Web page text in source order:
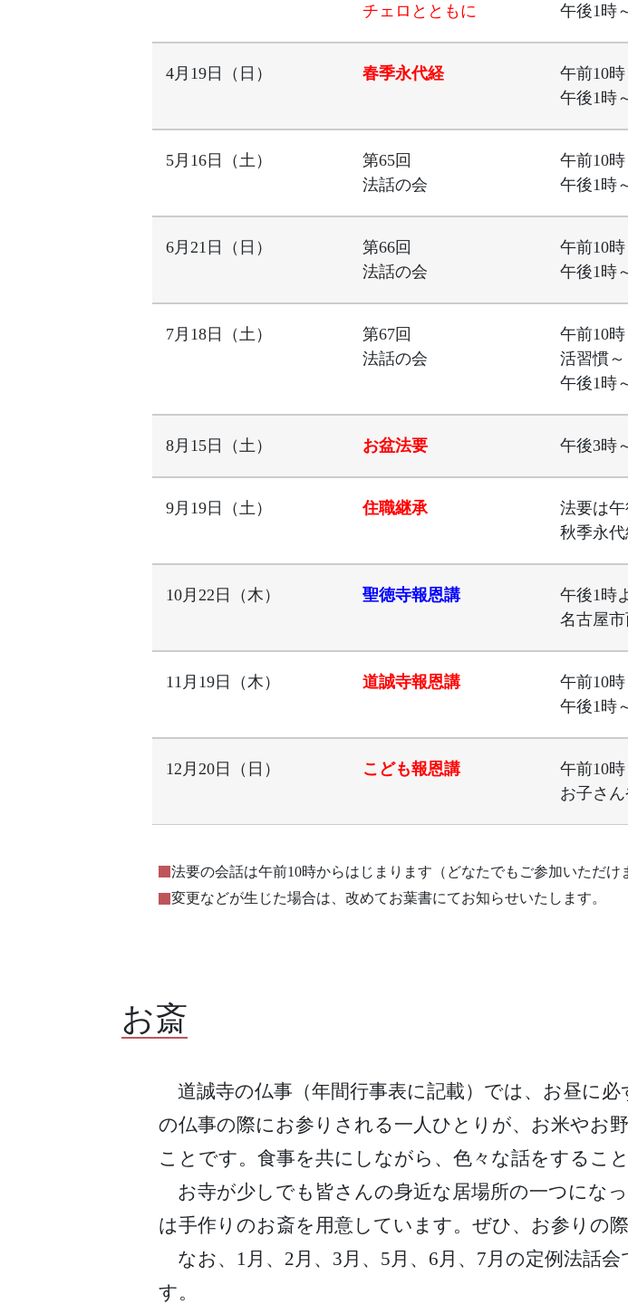
チェロとともに
午後1時
4月19日（日） 春季永代経
午前10
午後1時
5月16日（土）
第65回
法話の会
午前10
午後1時
6月21日（日）
第66回
法話の会
午前10
午後1時
7月18日（土）
第67回
法話の会
午前10
活習慣～
午後1時
8月15日（土） お盆法要 午後3時
9月19日（土） 住職継承
法要は
秋季永
10月22日（木） 聖徳寺報恩講
午後1時
名古屋
11月19日（木） 道誠寺報恩講
午前10
午後1時
12月20日（日） こども報恩講
午前10
お子さ
法要の会話は午前10時からはじまります（どなたでもご参加いただけ
変更などが生じた場合は、改めてお葉書にてお知らせいたします。
お斎
道誠寺の仏事（年間行事表に記載）では、お昼に
の仏事の際にお参りされる一人ひとりが、お米やお
ことです。食事を共にしながら、色々な話をするこ
お寺が少しでも皆さんの身近な居場所の一つにな
は手作りのお斎を用意しています。ぜひ、お参りの
なお、1月、2月、3月、5月、6月、7月の定例法話
す。